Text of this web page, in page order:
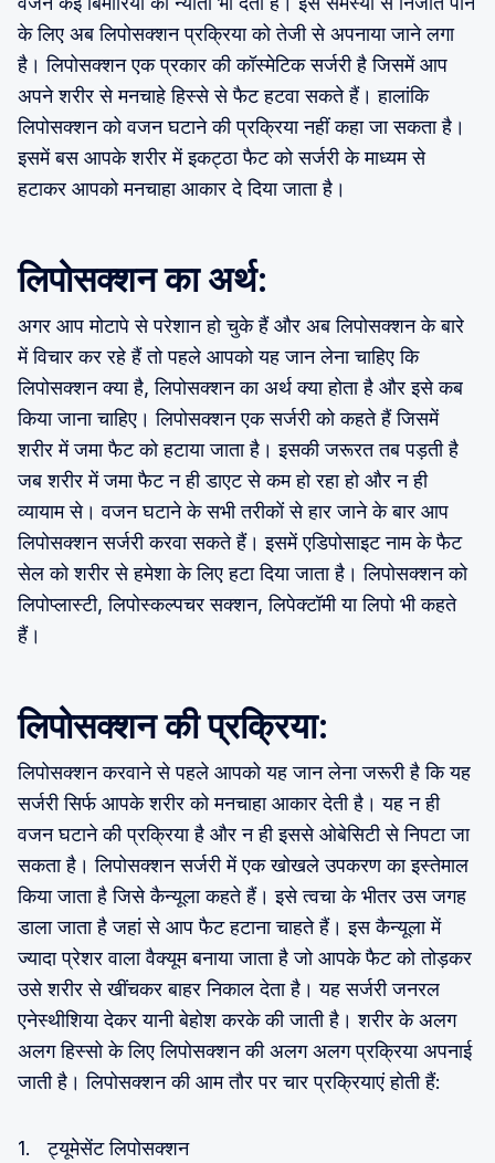
के लिए अब लिपोसक्शन प्रक्रिया को तेजी से अपनाया जाने लगा
है। लिपोसक्शन एक प्रकार की कॉस्मेटिक सर्जरी है जिसमें आप
अपने शरीर से मनचाहे हिस्से से फैट हटवा सकते हैं। हालांकि
लिपोसक्शन को वजन घटाने की प्रक्रिया नहीं कहा जा सकता है।
इसमें बस आपके शरीर में इकट्ठा फैट को सर्जरी के माध्यम से
हटाकर आपको मनचाहा आकार दे दिया जाता है।
लिपोसक्शन का अर्थ:
अगर आप मोटापे से परेशान हो चुके हैं और अब लिपोसक्शन के बारे
में विचार कर रहे हैं तो पहले आपको यह जान लेना चाहिए कि
लिपोसक्शन क्या है, लिपोसक्शन का अर्थ क्या होता है और इसे कब
किया जाना चाहिए। लिपोसक्शन एक सर्जरी को कहते हैं जिसमें
शरीर में जमा फैट को हटाया जाता है। इसकी जरूरत तब पड़ती है
जब शरीर में जमा फैट न ही डाएट से कम हो रहा हो और न ही
व्यायाम से। वजन घटाने के सभी तरीकों से हार जाने के बार आप
लिपोसक्शन सर्जरी करवा सकते हैं। इसमें एडिपोसाइट नाम के फैट
सेल को शरीर से हमेशा के लिए हटा दिया जाता है। लिपोसक्शन को
लिपोप्लास्टी, लिपोस्कल्पचर सक्शन, लिपेक्टॉमी या लिपो भी कहते
हैं।
लिपोसक्शन की प्रक्रिया:
लिपोसक्शन करवाने से पहले आपको यह जान लेना जरूरी है कि यह
सर्जरी सिर्फ आपके शरीर को मनचाहा आकार देती है। यह न ही
वजन घटाने की प्रक्रिया है और न ही इससे ओबेसिटी से निपटा जा
सकता है। लिपोसक्शन सर्जरी में एक खोखले उपकरण का इस्तेमाल
किया जाता है जिसे कैन्यूला कहते हैं। इसे त्वचा के भीतर उस जगह
डाला जाता है जहां से आप फैट हटाना चाहते हैं। इस कैन्यूला में
ज्यादा प्रेशर वाला वैक्यूम बनाया जाता है जो आपके फैट को तोड़कर
उसे शरीर से खींचकर बाहर निकाल देता है। यह सर्जरी जनरल
एनेस्थीशिया देकर यानी बेहोश करके की जाती है। शरीर के अलग
अलग हिस्सो के लिए लिपोसक्शन की अलग अलग प्रक्रिया अपनाई
जाती है। लिपोसक्शन की आम तौर पर चार प्रक्रियाएं होती हैं:
1. ट्यूमेसेंट लिपोसक्शन